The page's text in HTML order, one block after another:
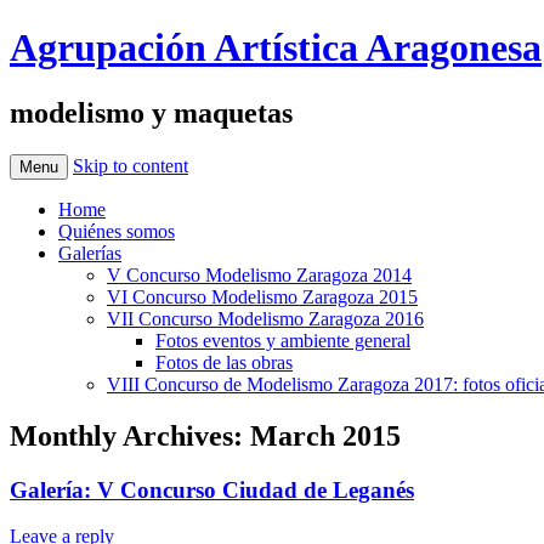
Agrupación Artística Aragonesa
modelismo y maquetas
Menu Skip to content
Home
Quiénes somos
Galerías
V Concurso Modelismo Zaragoza 2014
VI Concurso Modelismo Zaragoza 2015
VII Concurso Modelismo Zaragoza 2016
Fotos eventos y ambiente general
Fotos de las obras
VIII Concurso de Modelismo Zaragoza 2017: fotos
Monthly Archives: March 2015
Galería: V Concurso Ciudad de Leganés
Leave a reply